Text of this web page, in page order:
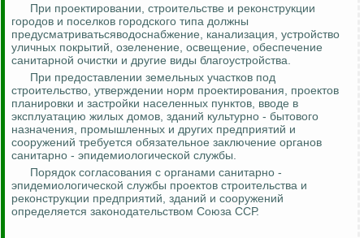
При проектировании, строительстве и реконструкции
городов и поселков городского типа должны
предусматриватьсяводоснабжение, канализация, устройство
уличных покрытий, озеленение, освещение, обеспечение
санитарной очистки и другие виды благоустройства.
При предоставлении земельных участков под
строительство, утверждении норм проектирования, проектов
планировки и застройки населенных пунктов, вводе в
эксплуатацию жилых домов, зданий культурно - бытового
назначения, промышленных и других предприятий и
сооружений требуется обязательное заключение органов
санитарно - эпидемиологической службы.
Порядок согласования с органами санитарно -
эпидемиологической службы проектов строительства и
реконструкции предприятий, зданий и сооружений
определяется законодательством Союза ССР.